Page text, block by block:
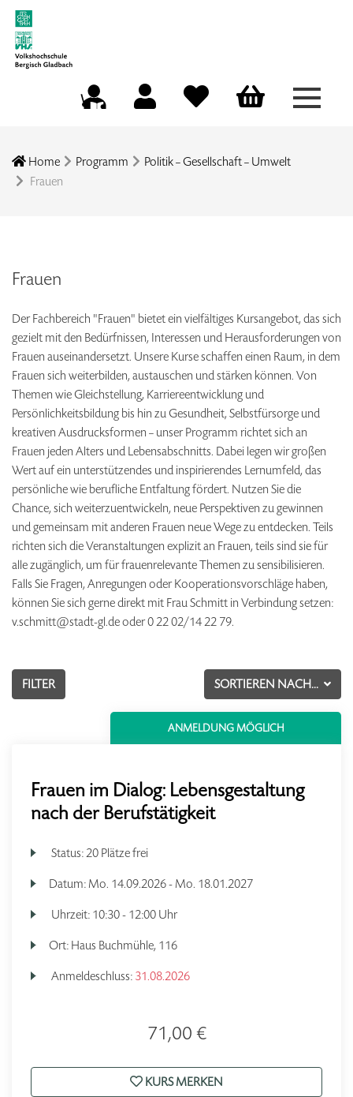
Menü
Home Programm
Politik – Gesellschaft – Umwelt
Frauen
Frauen
Der Fachbereich "Frauen" bietet ein vielfältiges Kursangebot, das sich
gezielt mit den Bedürfnissen, Interessen und Herausforderungen von
Frauen auseinandersetzt. Unsere Kurse schaffen einen Raum, in dem
Frauen sich weiterbilden, austauschen und stärken können. Von
Themen wie Gleichstellung, Karriereentwicklung und
Persönlichkeitsbildung bis hin zu Gesundheit, Selbstfürsorge und
kreativen Ausdrucksformen – unser Programm richtet sich an
Frauen jeden Alters und Lebensabschnitts. Dabei legen wir großen
Wert auf ein unterstützendes und inspirierendes Lernumfeld, das
persönliche wie berufliche Entfaltung fördert. Nutzen Sie die
Chance, sich weiterzuentwickeln, neue Perspektiven zu gewinnen
und gemeinsam mit anderen Frauen neue Wege zu entdecken. Teils
richten sich die Veranstaltungen explizit an Frauen, teils sind sie für
alle zugänglich, um für frauenrelevante Themen zu sensibilisieren.
Falls Sie Fragen, Anregungen oder Kooperationsvorschläge haben,
können Sie sich gerne direkt mit Frau Schmitt in Verbindung setzen:
v.schmitt@stadt-gl.de oder 0 22 02/14 22 79.
SORTIEREN NACH...
FILTER
ANMELDUNG MÖGLICH
Frauen im Dialog: Lebensgestaltung
nach der Berufstätigkeit
Status:20 Plätze frei
Datum: Mo. 14.09.2026 - Mo. 18.01.2027
Uhrzeit: 10:30 - 12:00 Uhr
Ort: Haus Buchmühle, 116
Anmeldeschluss: 31.08.2026
71,00 €
KURS MERKEN